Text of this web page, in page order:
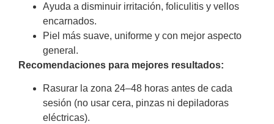
Ayuda a disminuir irritación, foliculitis y vellos
encarnados.
Piel más suave, uniforme y con mejor aspecto
general.
Recomendaciones para mejores resultados:
Rasurar la zona 24–48 horas antes de cada
sesión (no usar cera, pinzas ni depiladoras
eléctricas).